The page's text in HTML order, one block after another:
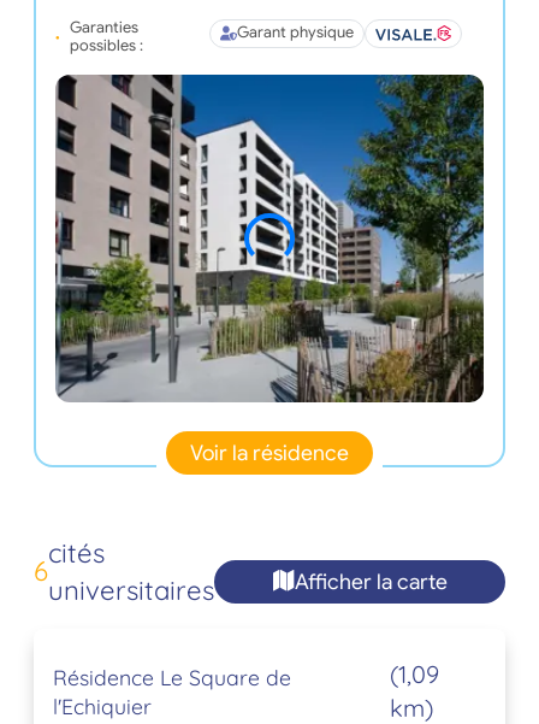
Garanties
possibles :
Garant physique
Voir la résidence
6
cités
universitaires
Afficher la carte
Résidence Le Square de
l'Echiquier
(1,09
km)